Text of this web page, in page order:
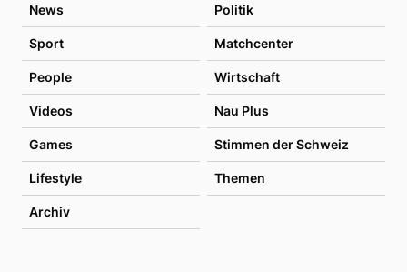
News Politik
Sport Matchcenter
People Wirtschaft
Videos Nau Plus
Games Stimmen der Schweiz
Lifestyle Themen
Archiv